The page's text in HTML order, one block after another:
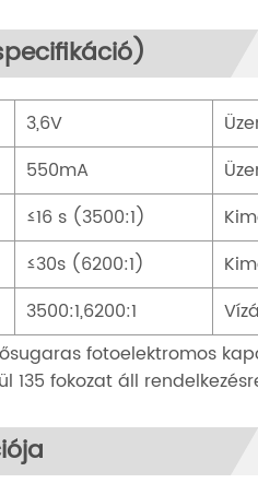
3,6V
550mA
≤16 s (3500:1)
≤30s (6200:1)
3500:1,6200:1
fotoelektromos
135 fokozat áll